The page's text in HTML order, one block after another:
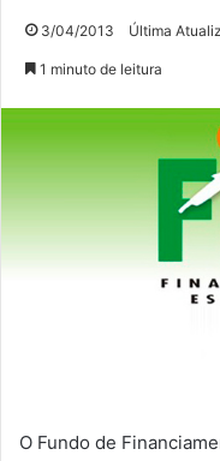
3/04/2013 Última
1 minuto de leitura
O Fundo de